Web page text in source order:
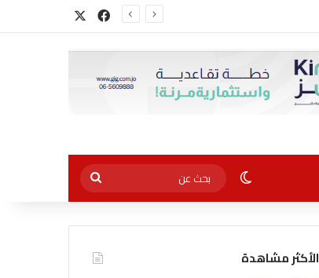
فيسبوك
الوضع المظلم
بحث
عن
الأكثر مشاهدة